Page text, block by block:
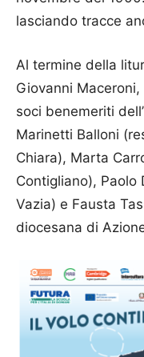
lasciando tracce
Al termine della
Giovanni
soci benemeriti
Marinetti Balloni
Chiara), Marta
Contigliano), Paolo
Vazia) e Fausta
diocesana di